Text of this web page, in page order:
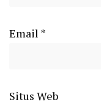
Email *
Situs Web